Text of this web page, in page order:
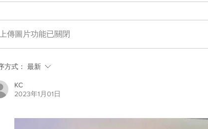
上傳圖片功能已關閉
方式： 最新
KC
2023年1月01日